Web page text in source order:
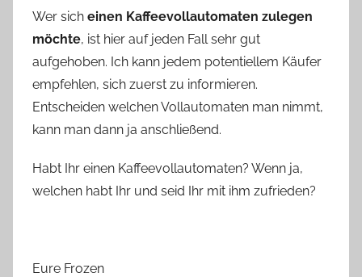
Wer sich einen Kaffeevollautomaten zulegen
möchte, ist hier auf jeden Fall sehr gut
aufgehoben. Ich kann jedem potentiellem Käufer
empfehlen, sich zuerst zu informieren.
Entscheiden welchen Vollautomaten man nimmt,
kann man dann ja anschließend.
Habt Ihr einen Kaffeevollautomaten? Wenn ja,
welchen habt Ihr und seid Ihr mit ihm zufrieden?
Eure Frozen